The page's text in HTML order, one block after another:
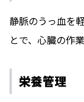
静脈のうっ血を
とで、心臓の作
栄養管理